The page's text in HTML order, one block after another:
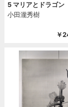
5 マリアとドラゴン
小田瀧秀樹
￥